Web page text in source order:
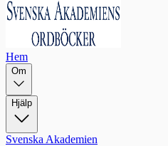
Hem
Om
Hjälp
Svenska Akademien